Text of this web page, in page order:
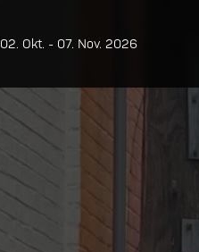
02. Okt. - 07. Nov. 2026